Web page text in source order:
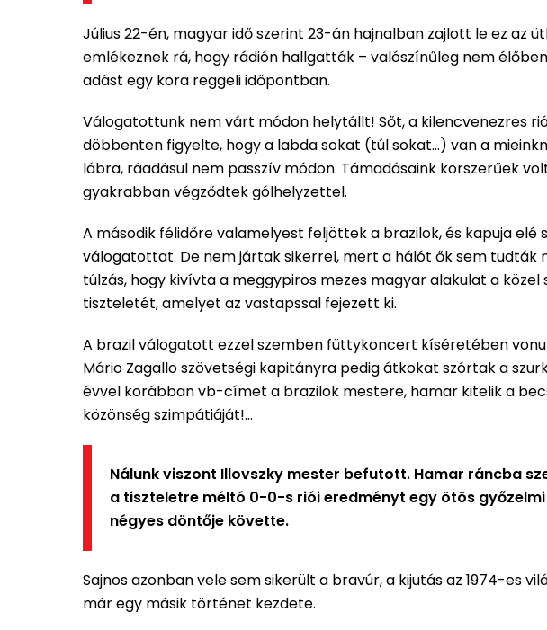
Július 22-én, magyar idő szerint 23-án hajnalban zajlott le ez az
emlékeznek rá, hogy rádión hallgatták – valószínűleg nem
adást egy kora reggeli időpontban.
Válogatottunk nem várt módon helytállt! Sőt, a kilencvenezres
döbbenten figyelte, hogy a labda sokat (túl sokat…) van a
lábra, ráadásul nem passzív módon. Támadásaink korszerűek
gyakrabban végződtek gólhelyzettel.
A második félidőre valamelyest feljöttek a brazilok, és kapuja elé
válogatottat. De nem jártak sikerrel, mert a hálót ők sem tudták
túlzás, hogy kivívta a meggypiros mezes magyar alakulat a közel
tiszteletét, amelyet az vastapssal fejezett ki.
A brazil válogatott ezzel szemben füttykoncert kíséretében
Mário Zagallo szövetségi kapitányra pedig átkokat szórtak a
évvel korábban vb-címet a brazilok mestere, hamar kitelik a
közönség szimpátiáját!…
Nálunk viszont Illovszky mester befutott. Hamar ráncba
a tiszteletre méltó 0-0-s riói eredményt egy ötös győzelmi
négyes döntője követte.
Sajnos azonban vele sem sikerült a bravúr, a kijutás az 1974-es
már egy másik történet kezdete.